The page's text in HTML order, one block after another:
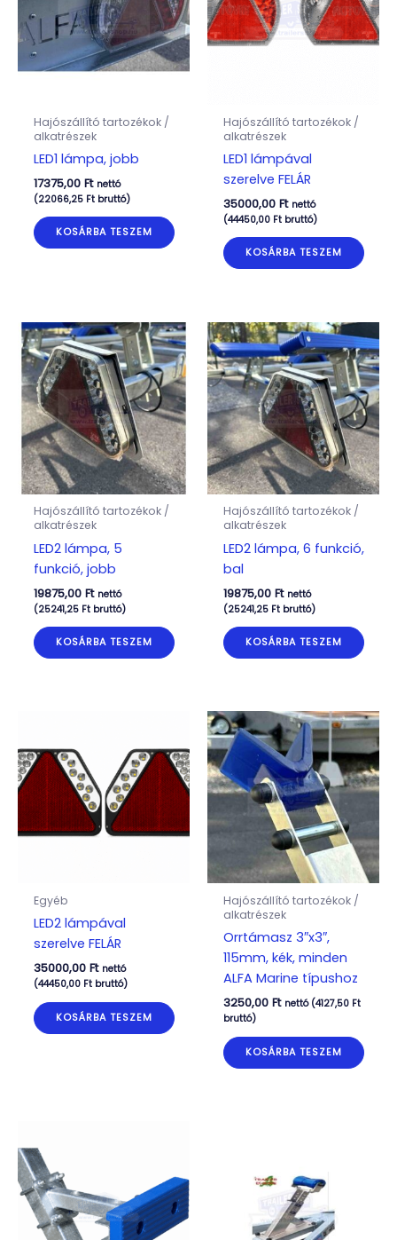
Hajószállító tartozékok /
alkatrészek
LED1 lámpa, jobb
17375,00 Ft nettó
(22066,25 Ftbruttó)
KOSÁRBA TESZEM
Hajószállító tartozékok /
alkatrészek
LED1 lámpával
szerelve FELÁR
35000,00 Ft nettó
(44450,00 Ftbruttó)
KOSÁRBA TESZEM
Hajószállító tartozékok /
alkatrészek
LED2 lámpa, 5
funkció, jobb
19875,00 Ft nettó
(25241,25 Ftbruttó)
KOSÁRBA TESZEM
Hajószállító tartozékok /
alkatrészek
LED2 lámpa, 6 funkció,
bal
19875,00 Ft nettó
(25241,25 Ftbruttó)
KOSÁRBA TESZEM
Egyéb
LED2 lámpával
szerelve FELÁR
35000,00 Ft nettó
(44450,00 Ftbruttó)
KOSÁRBA TESZEM
Hajószállító tartozékok /
alkatrészek
Orrtámasz 3″x3″,
115mm, kék, minden
ALFA Marine típushoz
3250,00 Ft nettó (4127,50 Ft
bruttó)
KOSÁRBA TESZEM